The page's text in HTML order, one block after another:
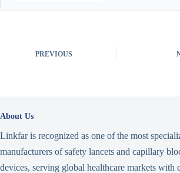
PREVIOUS
About Us
Linkfar is recognized as one of the most
manufacturers of safety lancets and capillary
devices, serving global healthcare markets with